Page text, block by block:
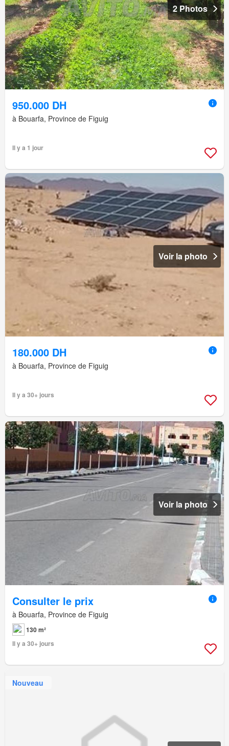
2 Photos
950.000 DH
à Bouarfa, Province de Figuig
Il y a 1 jour
Voir la photo
180.000 DH
à Bouarfa, Province de Figuig
Il y a 30+ jours
Voir la photo
Consulter le prix
à Bouarfa, Province de Figuig
130 m²
Il y a 30+ jours
Nouveau